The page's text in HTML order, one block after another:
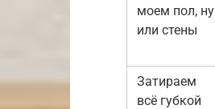
моем пол, ну
или стены
Затираем
всё губкой